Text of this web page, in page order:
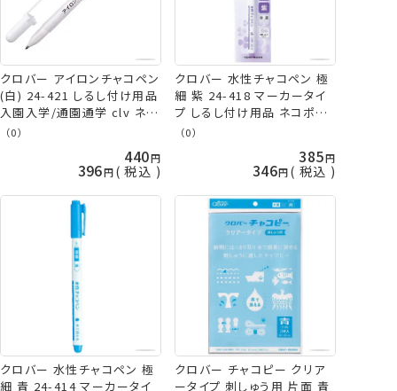
クロバー アイロンチャコペン
(白) 24-421 しるし付け用品
入園入学/通園通学 clv ネコ
ポス可 手芸の山久
（0）
440
396 税込
クロバー 水性チャコペン 極
細 紫 24-418 マーカータイ
プ しるし付け用品 ネコポス
可 clv 手芸の山久
（0）
385
346 税込
クロバー 水性チャコペン 極
細 青 24-414 マーカータイ
クロバー チャコピー クリア
ータイプ 刺しゅう用 片面 青